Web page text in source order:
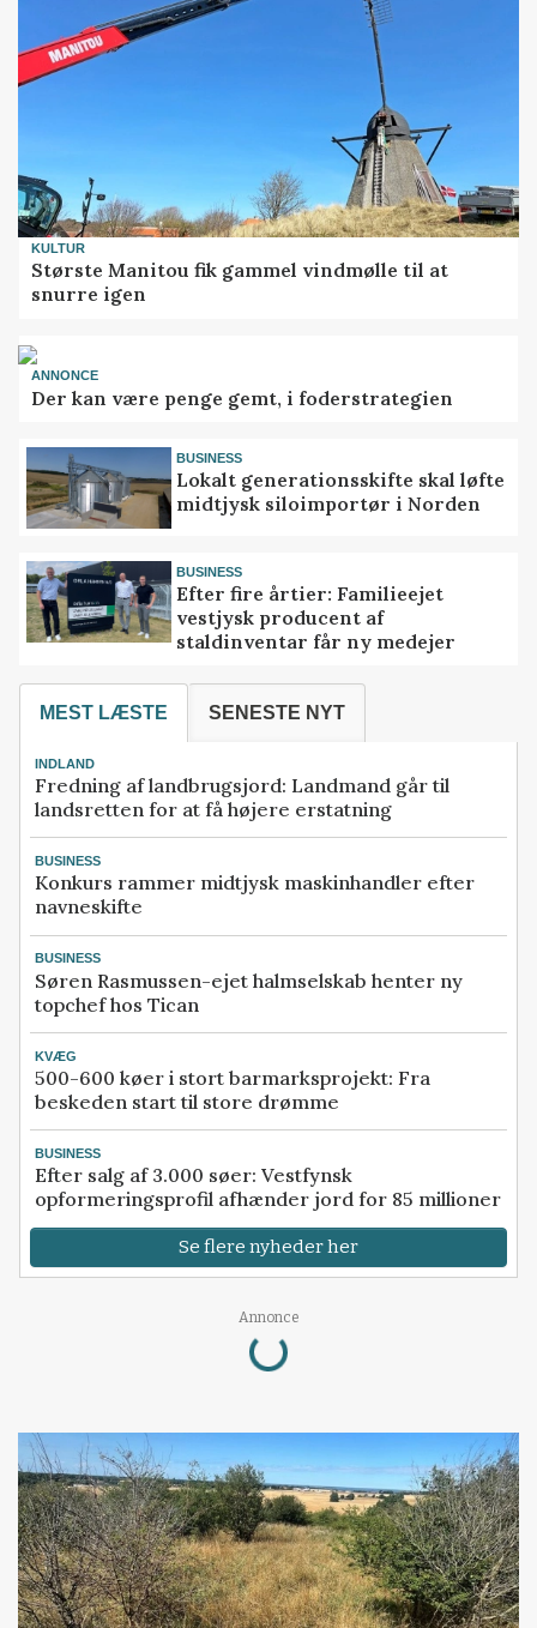
KULTUR
Største Manitou fik gammel vindmølle til at
snurre igen
ANNONCE
Der kan være penge gemt, i foderstrategien
BUSINESS
Lokalt generationsskifte skal løfte
midtjysk siloimportør i Norden
BUSINESS
Efter fire årtier: Familieejet
vestjysk producent af
staldinventar får ny medejer
MEST LÆSTE SENESTE NYT
INDLAND
Fredning af landbrugsjord: Landmand går til
landsretten for at få højere erstatning
BUSINESS
Konkurs rammer midtjysk maskinhandler efter
navneskifte
BUSINESS
Søren Rasmussen-ejet halmselskab henter ny
topchef hos Tican
KVÆG
500-600 køer i stort barmarksprojekt: Fra
beskeden start til store drømme
BUSINESS
Efter salg af 3.000 søer: Vestfynsk
opformeringsprofil afhænder jord for 85 millioner
Se flere nyheder her
Annonce
Loading...